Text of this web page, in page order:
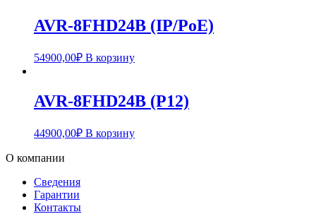
AVR-8FHD24B (IP/PoE)
54900,00₽ В корзину
AVR-8FHD24B (P12)
44900,00₽ В корзину
О компании
Сведения
Гарантии
Контакты